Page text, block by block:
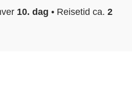
10. dag • Reisetid ca.2